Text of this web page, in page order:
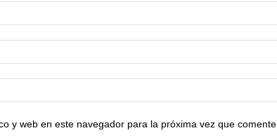
y web en este navegador para la próxima vez que comente.